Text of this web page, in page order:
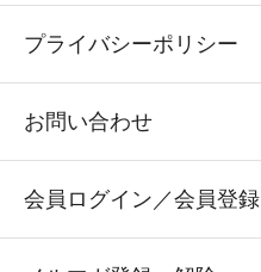
プライバシーポリシー
お問い合わせ
会員ログイン／会員登録